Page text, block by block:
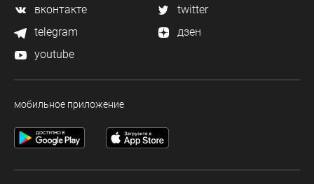
вконтакте
twitter
telegram
дзен
youtube
мобильное приложение